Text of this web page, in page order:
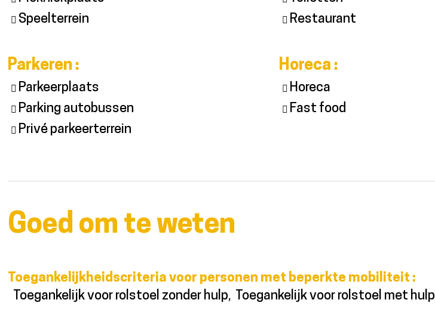
Speelterrein
Restaurant
Parkeren :
Parkeerplaats
Parking autobussen
Privé parkeerterrein
Horeca :
Horeca
Fast food
Goed om te weten
Toegankelijkheidscriteria voor personen met beperkte mobiliteit :
Toegankelijk voor rolstoel zonder hulp
Toegankelijk voor rolstoel met hulp